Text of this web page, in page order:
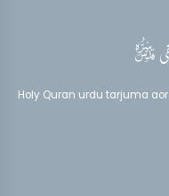
قدس‌سره
Holy Quran urdu tarjuma